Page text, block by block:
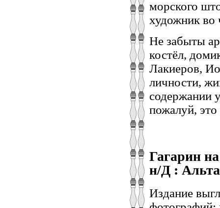
морского
художник во
Не забыты
костёл,
Лакиеров,
личности,
содержании
пожалуй,
Гагарин
н/Д :
Издание